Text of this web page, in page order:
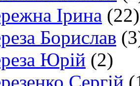
Ірина (22)
Борислав
Юрій (2)
Сергій